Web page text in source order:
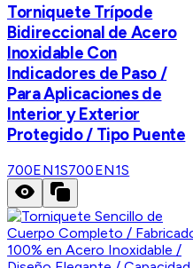
Torniquete Trípode
Bidireccional de Acero
Inoxidable Con
Indicadores de Paso /
Para Aplicaciones de
Interior y Exterior
Protegido / Tipo Puente
700EN1S700EN1S